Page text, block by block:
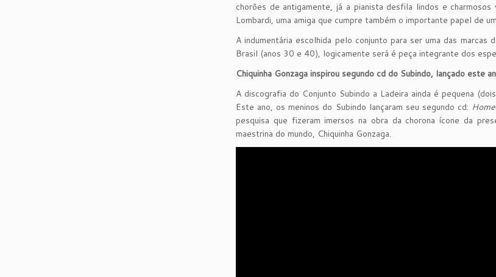
chorões de antigamente, já a pianista desfila lindos e
Lombardi, uma amiga que cumpre também o importante papel de um
A indumentária escolhida pelo conjunto para ser uma das
Brasil (anos 30 e 40), logicamente será é peça integrante dos
Chiquinha Gonzaga inspirou segundo cd do Subindo, lançado este
A discografia do Conjunto Subindo a Ladeira ainda é pequena
Este ano, os meninos do Subindo lançaram seu segundo cd:
pesquisa que fizeram imersos na obra da chorona ícone da
maestrina do mundo, Chiquinha Gonzaga.